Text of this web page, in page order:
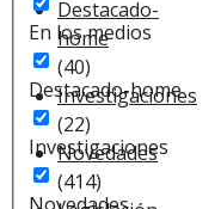
En los medios
Destacado-home
Investigaciones
Destacado-
home
(40)
Investigaciones
(22)
Novedades
(414)